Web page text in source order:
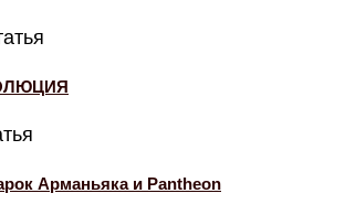
Арманьяка и Pantheon